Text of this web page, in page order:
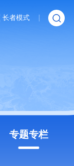
长者模式
专题专栏